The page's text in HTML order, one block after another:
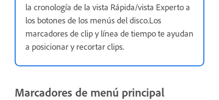
la cronología de la vista Rápida/vista Experto a
los botones de los menús del disco.Los
marcadores de clip y línea de tiempo te ayudan
a posicionar y recortar clips.
Marcadores de menú principal